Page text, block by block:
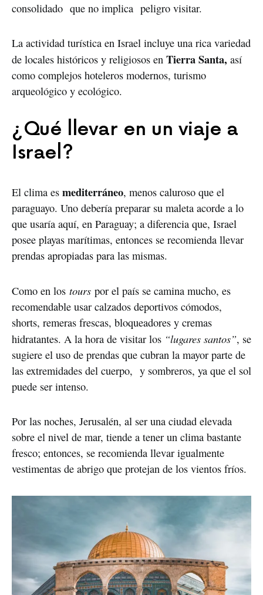
consolidado que no implica peligro visitar.
La actividad turística en Israel incluye una rica variedad
de locales históricos y religiosos en Tierra Santa, así
como complejos hoteleros modernos, turismo
arqueológico y ecológico.
¿Qué llevar en un viaje a
Israel?
El clima es mediterráneo, menos caluroso que el
paraguayo. Uno debería preparar su maleta acorde a lo
que usaría aquí, en Paraguay; a diferencia que, Israel
posee playas marítimas, entonces se recomienda llevar
prendas apropiadas para las mismas.
Como en los tours por el país se camina mucho, es
recomendable usar calzados deportivos cómodos,
shorts, remeras frescas, bloqueadores y cremas
hidratantes. A la hora de visitar los “lugares santos”, se
sugiere el uso de prendas que cubran la mayor parte de
las extremidades del cuerpo, y sombreros, ya que el sol
puede ser intenso.
Por las noches, Jerusalén, al ser una ciudad elevada
sobre el nivel de mar, tiende a tener un clima bastante
fresco; entonces, se recomienda llevar igualmente
vestimentas de abrigo que protejan de los vientos fríos.